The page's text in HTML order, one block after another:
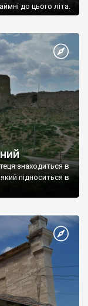
до цього літа.
знаходиться в
підноситься в